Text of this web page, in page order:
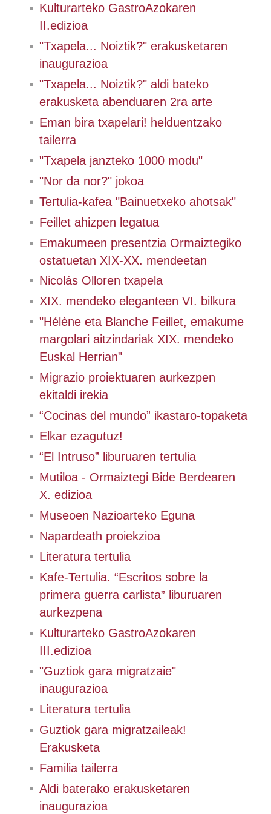
Kulturarteko GastroAzokaren
II.edizioa
"Txapela... Noiztik?" erakusketaren
inaugurazioa
"Txapela... Noiztik?" aldi bateko
erakusketa abenduaren 2ra arte
Eman bira txapelari! helduentzako
tailerra
"Txapela janzteko 1000 modu"
"Nor da nor?" jokoa
Tertulia-kafea "Bainuetxeko ahotsak"
Feillet ahizpen legatua
Emakumeen presentzia Ormaiztegiko
ostatuetan XIX-XX. mendeetan
Nicolás Olloren txapela
XIX. mendeko eleganteen VI. bilkura
"Hélène eta Blanche Feillet, emakume
margolari aitzindariak XIX. mendeko
Euskal Herrian"
Migrazio proiektuaren aurkezpen
ekitaldi irekia
“Cocinas del mundo” ikastaro-topaketa
Elkar ezagutuz!
“El Intruso” liburuaren tertulia
Mutiloa - Ormaiztegi Bide Berdearen
X. edizioa
Museoen Nazioarteko Eguna
Napardeath proiekzioa
Literatura tertulia
Kafe-Tertulia. “Escritos sobre la
primera guerra carlista” liburuaren
aurkezpena
Kulturarteko GastroAzokaren
III.edizioa
"Guztiok gara migratzaie"
inaugurazioa
Literatura tertulia
Guztiok gara migratzaileak!
Erakusketa
Familia tailerra
Aldi baterako erakusketaren
inaugurazioa